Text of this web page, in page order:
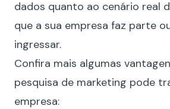
dados quanto ao cenário real
que a sua empresa faz parte
ingressar.
Confira mais algumas
pesquisa de marketing pode
empresa: